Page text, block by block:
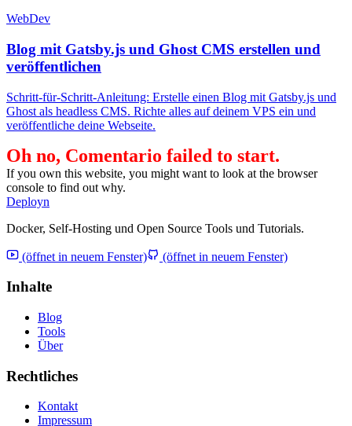
WebDev
Blog mit Gatsby.js und Ghost CMS erstellen und
veröffentlichen
Schritt-für-Schritt-Anleitung: Erstelle einen Blog mit Gatsby.js und
Ghost als headless CMS. Richte alles auf deinem VPS ein und
veröffentliche deine Webseite.
Oh no, Comentario failed to start.
If you own this website, you might want to look at the browser
console to find out why.
Deployn
Docker, Self-Hosting und Open Source Tools und Tutorials.
(öffnet in neuem Fenster) (öffnet in neuem Fenster)
Inhalte
Blog
Tools
Über
Rechtliches
Kontakt
Impressum